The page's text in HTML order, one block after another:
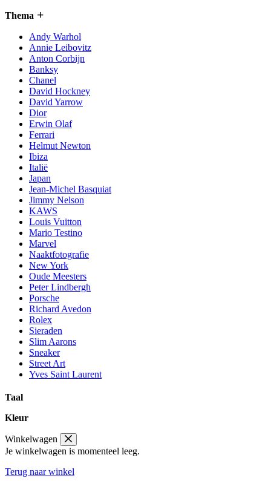
Thema
Andy Warhol
Annie Leibovitz
Anton Corbijn
Banksy
Chanel
David Hockney
David Yarrow
Dior
Erwin Olaf
Ferrari
Helmut Newton
Ibiza
Italië
Japan
Jean-Michel Basquiat
Jimmy Nelson
KAWS
Louis Vuitton
Mario Testino
Marvel
Naaktfotografie
New York
Oude Meesters
Peter Lindbergh
Porsche
Richard Avedon
Rolex
Sieraden
Slim Aarons
Sneaker
Street Art
Yves Saint Laurent
Taal
Kleur
Winkelwagen
Je winkelwagen is momenteel leeg.
Terug naar winkel